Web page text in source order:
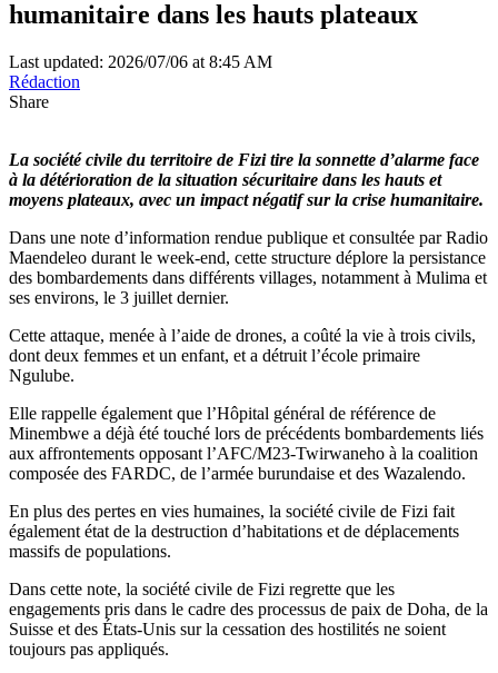
humanitaire dans les hauts plateaux
Last updated: 2026/07/06 at 8:45 AM
Rédaction
Share
La société civile du territoire de Fizi tire la sonnette d’alarme face
à la détérioration de la situation sécuritaire dans les hauts et
moyens plateaux, avec un impact négatif sur la crise humanitaire.
Dans une note d’information rendue publique et consultée par Radio
Maendeleo durant le week-end, cette structure déplore la persistance
des bombardements dans différents villages, notamment à Mulima et
ses environs, le 3 juillet dernier.
Cette attaque, menée à l’aide de drones, a coûté la vie à trois civils,
dont deux femmes et un enfant, et a détruit l’école primaire
Ngulube.
Elle rappelle également que l’Hôpital général de référence de
Minembwe a déjà été touché lors de précédents bombardements liés
aux affrontements opposant l’AFC/M23-Twirwaneho à la coalition
composée des FARDC, de l’armée burundaise et des Wazalendo.
En plus des pertes en vies humaines, la société civile de Fizi fait
également état de la destruction d’habitations et de déplacements
massifs de populations.
Dans cette note, la société civile de Fizi regrette que les
engagements pris dans le cadre des processus de paix de Doha, de la
Suisse et des États-Unis sur la cessation des hostilités ne soient
toujours pas appliqués.